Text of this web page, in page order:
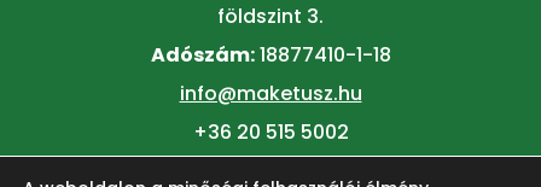
földszint 3.
Adószám:18877410-1-18
info@maketusz.hu
+36 20 515 5002